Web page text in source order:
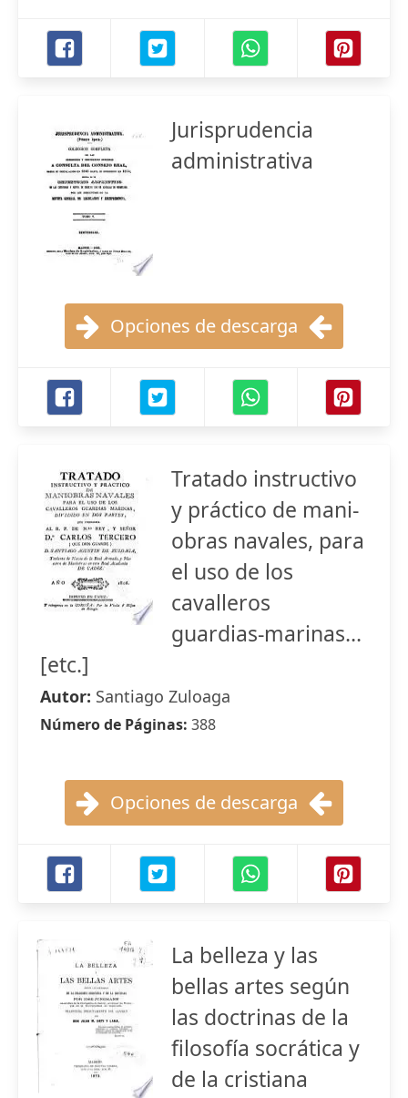
Jurisprudencia
administrativa
Opciones de descarga
Tratado instructivo
y práctico de mani-
obras navales, para
el uso de los
cavalleros
guardias-marinas...
[etc.]
Autor: Santiago Zuloaga
Número de Páginas: 388
Opciones de descarga
La belleza y las
bellas artes según
las doctrinas de la
filosofía socrática y
de la cristiana